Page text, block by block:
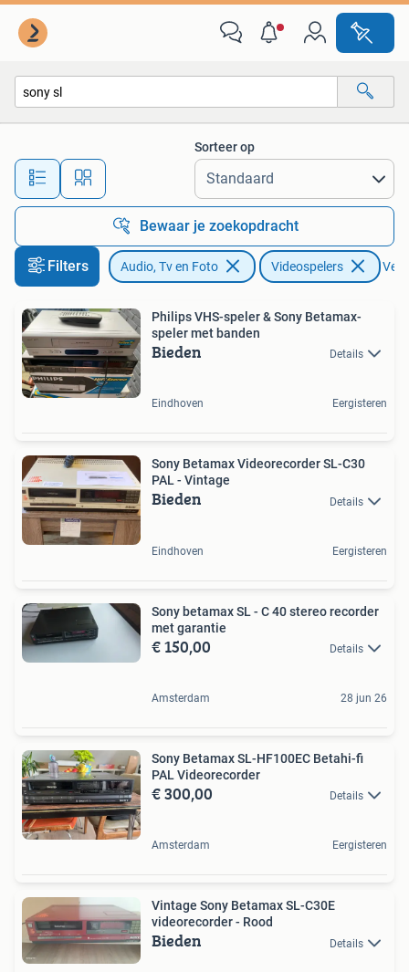
Alle afstanden…
Sorteer op
Bewaar je zoekopdracht
Filters Audio, Tv en Foto Videospelers
Philips VHS-speler & Sony Betamax-
speler met banden
Bieden Details
Eindhoven Eergisteren
Sony Betamax Videorecorder SL-C30
PAL - Vintage
Bieden Details
Eindhoven Eergisteren
Sony betamax SL - C 40 stereo recorder
met garantie
€ 150,00 Details
Amsterdam 28 jun 26
Sony Betamax SL-HF100EC Betahi-fi
PAL Videorecorder
€ 300,00 Details
Amsterdam Eergisteren
Vintage Sony Betamax SL-C30E
videorecorder - Rood
Bieden Details